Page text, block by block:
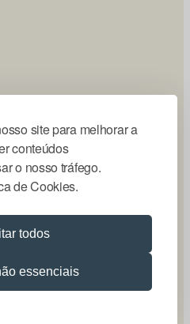
site para melhorar a
conteúdos
o nosso tráfego.
de Cookies.
todos
essenciais